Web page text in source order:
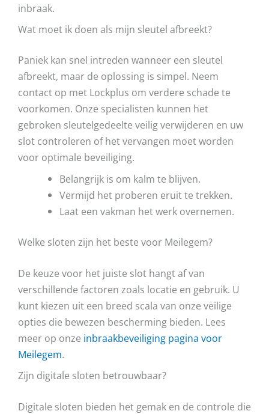
inbraak.
Wat moet ik doen als mijn sleutel afbreekt?
Paniek kan snel intreden wanneer een sleutel
afbreekt, maar de oplossing is simpel. Neem
contact op met Lockplus om verdere schade te
voorkomen. Onze specialisten kunnen het
gebroken sleutelgedeelte veilig verwijderen en uw
slot controleren of het vervangen moet worden
voor optimale beveiliging.
Belangrijk is om kalm te blijven.
Vermijd het proberen eruit te trekken.
Laat een vakman het werk overnemen.
Welke sloten zijn het beste voor Meilegem?
De keuze voor het juiste slot hangt af van
verschillende factoren zoals locatie en gebruik. U
kunt kiezen uit een breed scala van onze veilige
opties die bewezen bescherming bieden. Lees
meer op onze inbraakbeveiliging pagina voor
Meilegem.
Zijn digitale sloten betrouwbaar?
Digitale sloten bieden het gemak en de controle die